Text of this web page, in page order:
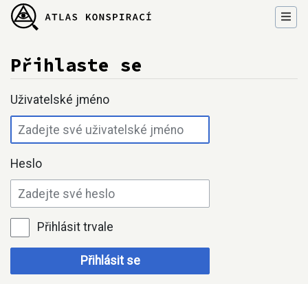
Přihlaste se
Přejít na:navigace,
Uživatelské jméno
Heslo
Přihlásit trvale
Přihlásit se